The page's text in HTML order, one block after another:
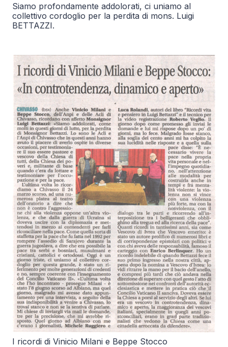
Siamo profondamente addolorati, ci uniamo al
collettivo cordoglio per la perdita di mons. Luigi
BETTAZZI.
I ricordi di Vinicio Milani e Beppe Stocco